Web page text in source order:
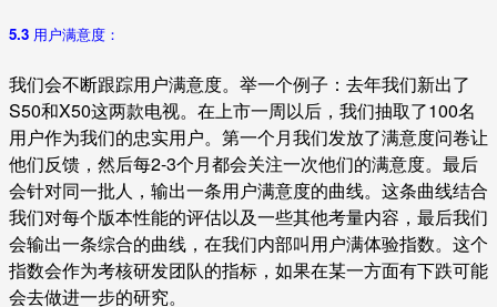
5.3 用户满意度：
我们会不断跟踪用户满意度。举一个例子：去年我们新出了
S50和X50这两款电视。在上市一周以后，我们抽取了100名
用户作为我们的忠实用户。第一个月我们发放了满意度问卷让
他们反馈，然后每2-3个月都会关注一次他们的满意度。最后
会针对同一批人，输出一条用户满意度的曲线。这条曲线结合
我们对每个版本性能的评估以及一些其他考量内容，最后我们
会输出一条综合的曲线，在我们内部叫用户满体验指数。这个
指数会作为考核研发团队的指标，如果在某一方面有下跌可能
会去做进一步的研究。